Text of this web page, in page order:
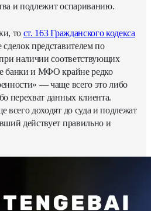
и подлежит оспариванию.
то ст. 163 Гражданского кодекса
представителем по
наличии соответствующих
банки и МФО крайне редко
— чаще всего это либо
перехват данных клиента.
всего доходят до суда и подлежат
действует правильно и